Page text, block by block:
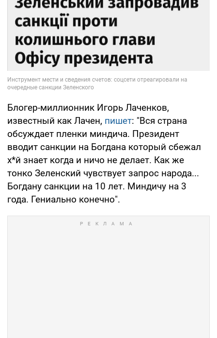
Блогер-миллионник Игорь Лаченков,
известный как Лачен, пишет: "Вся страна
обсуждает пленки миндича. Президент
вводит санкции на Богдана который сбежал
х*й знает когда и ничо не делает. Как же
тонко Зеленский чувствует запрос народа...
Богдану санкции на 10 лет. Миндичу на 3
года. Гениально конечно".